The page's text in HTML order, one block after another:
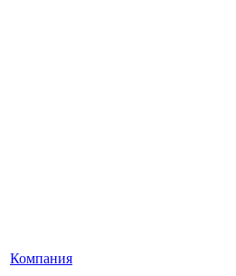
Компания